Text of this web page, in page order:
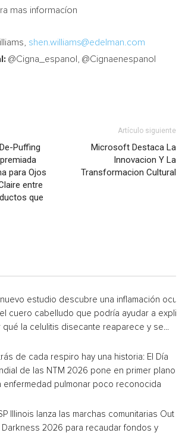
mas informacíon
shen.williams@edelman.com
@Cigna_espanol, @Cignaenespanol
Puffing
para Ojos
entre
que
Artículo siguiente
Microsoft Destaca La
Innovacion Y La
Transformacion Cultural
estudio descubre una inflamación
cuero cabelludo que podría ayudar a
qué la celulitis disecante reaparece y se...
de cada respiro hay una historia: El Día
de las NTM 2026 pone en primer plano
enfermedad pulmonar poco reconocida
Illinois lanza las marchas comunitarias Out
Darkness 2026 para recaudar fondos y